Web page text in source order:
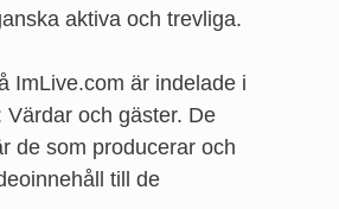
aktiva och trevliga.
ImLive.com är indelade i
Värdar och gäster. De
de som producerar och
till de